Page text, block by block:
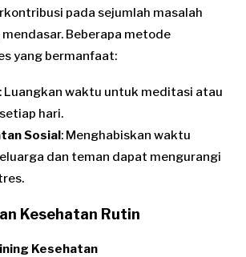
pada sejumlah masalah
Beberapa metode
yang bermanfaat:
: Luangkan waktu untuk meditasi atau
hari.
Sosial: Menghabiskan waktu
dan teman dapat mengurangi
Kesehatan Rutin
Kesehatan